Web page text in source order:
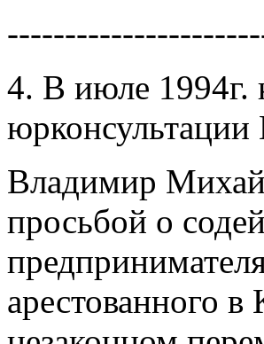
4. В июле 1994г.
Владимир
просьбой о
арестованного